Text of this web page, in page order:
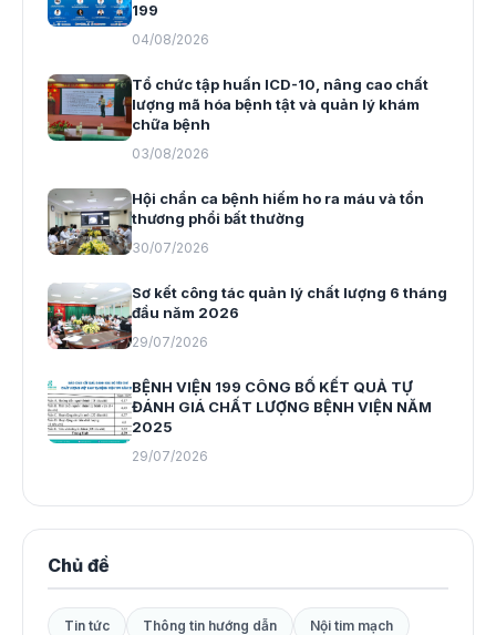
199
04/08/2026
Tổ chức tập huấn ICD-10, nâng cao chất
lượng mã hóa bệnh tật và quản lý khám
chữa bệnh
03/08/2026
Hội chẩn ca bệnh hiếm ho ra máu và tổn
thương phổi bất thường
30/07/2026
Sơ kết công tác quản lý chất lượng 6 tháng
đầu năm 2026
29/07/2026
BỆNH VIỆN 199 CÔNG BỐ KẾT QUẢ TỰ
ĐÁNH GIÁ CHẤT LƯỢNG BỆNH VIỆN NĂM
2025
29/07/2026
Chủ đề
Tin tức Thông tin hướng dẫn Nội tim mạch